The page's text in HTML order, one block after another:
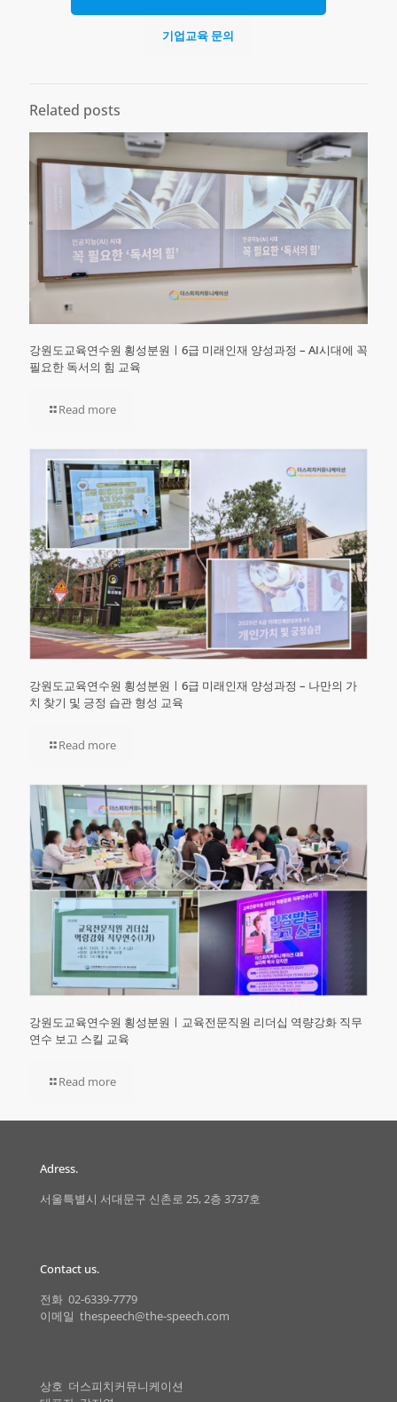
기업교육 문의
Related posts
강원도교육연수원 횡성분원ㅣ6급 미래인재 양성과정 – AI시대에 꼭
필요한 독서의 힘 교육
Read more
강원도교육연수원 횡성분원ㅣ6급 미래인재 양성과정 – 나만의 가
치 찾기 및 긍정 습관 형성 교육
Read more
강원도교육연수원 횡성분원ㅣ교육전문직원 리더십 역량강화 직무
연수 보고 스킬 교육
Read more
Adress.
서울특별시 서대문구 신촌로 25, 2층 3737호
Contact us.
전화 02-6339-7779
이메일 thespeech@the-speech.com
상호 더스피치커뮤니케이션